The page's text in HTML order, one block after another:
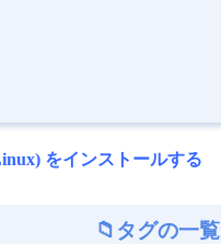
をインストールする
タグの一覧